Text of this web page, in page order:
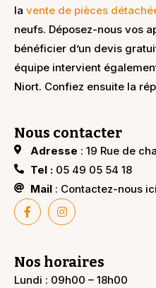
la vente de pièces
neufs. Déposez-nous vos
bénéficier d’un devis
équipe intervient
Niort. Confiez ensuite la
Nous contacter
Adresse : 19 Rue de
Tel :05 49 05 54 18
Mail: Contactez-nous ici
Nos horaires
Lundi : 09h00 – 18h00